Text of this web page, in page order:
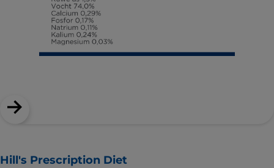
Hill's Prescription Diet